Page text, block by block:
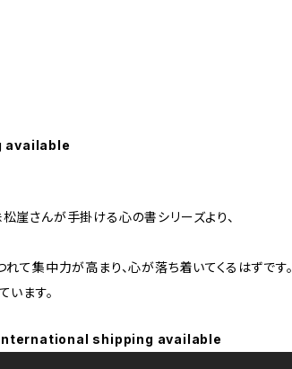
available
さんが手掛ける心の書シリーズより、
て集中力が高まり、心が落ち着いてくるはずです。
ます。
shipping available